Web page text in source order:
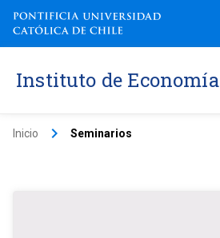
Instituto de Economía
Inicio keyboard_arrow_right Seminarios